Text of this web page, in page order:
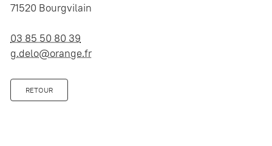
71520 Bourgvilain
03 85 50 80 39
g.delo@orange.fr
RETOUR